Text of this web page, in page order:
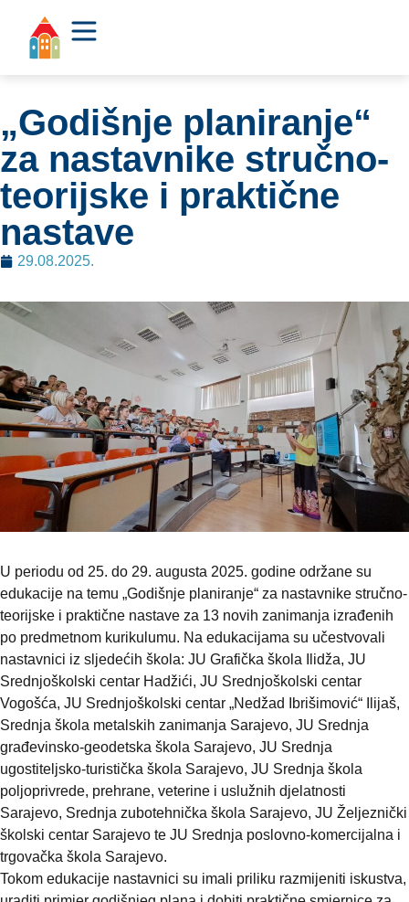
„Godišnje planiranje“
za nastavnike stručno-
teorijske i praktične
nastave
29.08.2025.
U periodu od 25. do 29. augusta 2025. godine održane su
edukacije na temu „Godišnje planiranje“ za nastavnike stručno-
teorijske i praktične nastave za 13 novih zanimanja izrađenih
po predmetnom kurikulumu. Na edukacijama su učestvovali
nastavnici iz sljedećih škola: JU Grafička škola Ilidža, JU
Srednjoškolski centar Hadžići, JU Srednjoškolski centar
Vogošća, JU Srednjoškolski centar „Nedžad Ibrišimović“ Ilijaš,
Srednja škola metalskih zanimanja Sarajevo, JU Srednja
građevinsko-geodetska škola Sarajevo, JU Srednja
ugostiteljsko-turistička škola Sarajevo, JU Srednja škola
poljoprivrede, prehrane, veterine i uslužnih djelatnosti
Sarajevo, Srednja zubotehnička škola Sarajevo, JU Željeznički
školski centar Sarajevo te JU Srednja poslovno-komercijalna i
trgovačka škola Sarajevo.
Tokom edukacije nastavnici su imali priliku razmijeniti iskustva,